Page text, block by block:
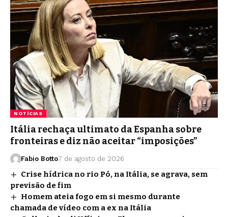
NOTÍCIAS
Itália rechaça ultimato da Espanha sobre
fronteiras e diz não aceitar “imposições”
Fabio Botto7 de agosto de 2026
Crise hídrica no rio Pó, na Itália, se agrava, sem
previsão de fim
Homem ateia fogo em si mesmo durante
chamada de vídeo com a ex na Itália